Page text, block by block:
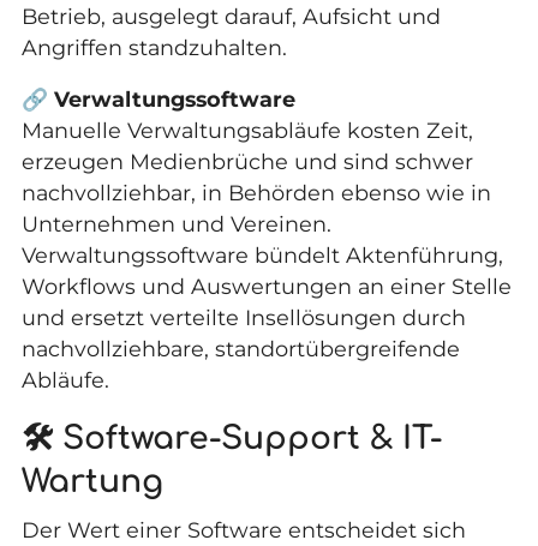
Betrieb, ausgelegt darauf, Aufsicht und
Angriffen standzuhalten.
🔗 Verwaltungssoftware
Manuelle Verwaltungsabläufe kosten Zeit,
erzeugen Medienbrüche und sind schwer
nachvollziehbar, in Behörden ebenso wie in
Unternehmen und Vereinen.
Verwaltungssoftware bündelt Aktenführung,
Workflows und Auswertungen an einer Stelle
und ersetzt verteilte Insellösungen durch
nachvollziehbare, standortübergreifende
Abläufe.
🛠️ Software-Support & IT-
Wartung
Der Wert einer Software entscheidet sich